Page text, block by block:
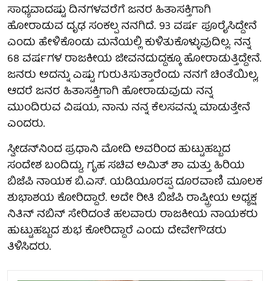
ಸಾಧ್ಯವಾದಷ್ಟು ದಿನಗಳವರೆಗೆ ಜನರ ಹಿತಾಸಕ್ತಿಗಾಗಿ
ಹೋರಾಡುವ ದೃಢ ಸಂಕಲ್ಪ ನನಗಿದೆ. 93 ವರ್ಷ ಪೂರೈಸಿದ್ದೇನೆ
ಎಂದು ಹೇಳಿಕೊಂಡು ಮನೆಯಲ್ಲಿ ಕುಳಿತುಕೊಳ್ಳುವುದಿಲ್ಲ. ನನ್ನ
68 ವರ್ಷಗಳ ರಾಜಕೀಯ ಜೀವನದುದ್ದಕ್ಕೂ ಹೋರಾಡುತ್ತಿದ್ದೇನೆ.
ಜನರು ಅದನ್ನು ಎಷ್ಟು ಗುರುತಿಸುತ್ತಾರೆಂದು ನನಗೆ ಚಿಂತೆಯಿಲ್ಲ,
ಆದರೆ ಜನರ ಹಿತಾಸಕ್ತಿಗಾಗಿ ಹೋರಾಡುವುದು ನನ್ನ
ಮುಂದಿರುವ ವಿಷಯ, ನಾನು ನನ್ನ ಕೆಲಸವನ್ನು ಮಾಡುತ್ತೇನೆ
ಎಂದರು.
ಸ್ವೀಡನ್‌ನಿಂದ ಪ್ರಧಾನಿ ಮೋದಿ ಅವರಿಂದ ಹುಟ್ಟುಹಬ್ಬದ
ಸಂದೇಶ ಬಂದಿದ್ದು, ಗೃಹ ಸಚಿವ ಅಮಿತ್ ಶಾ ಮತ್ತು ಹಿರಿಯ
ಬಿಜೆಪಿ ನಾಯಕ ಬಿ.ಎಸ್. ಯಡಿಯೂರಪ್ಪ ದೂರವಾಣಿ ಮೂಲಕ
ಶುಭಾಶಯ ಕೋರಿದ್ದಾರೆ. ಅದೇ ರೀತಿ ಬಿಜೆಪಿ ರಾಷ್ಟ್ರೀಯ ಅಧ್ಯಕ್ಷ
ನಿತಿನ್ ನಬಿನ್ ಸೇರಿದಂತೆ ಹಲವಾರು ರಾಜಕೀಯ ನಾಯಕರು
ಹುಟ್ಟುಹಬ್ಬದ ಶುಭ ಕೋರಿದ್ದಾರೆ ಎಂದು ದೇವೇಗೌಡರು
ತಿಳಿಸಿದರು.